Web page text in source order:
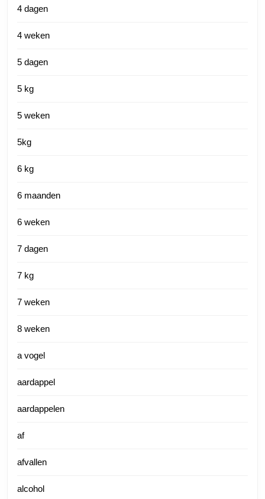
4 dagen
4 weken
5 dagen
5 kg
5 weken
5kg
6 kg
6 maanden
6 weken
7 dagen
7 kg
7 weken
8 weken
a vogel
aardappel
aardappelen
af
afvallen
alcohol